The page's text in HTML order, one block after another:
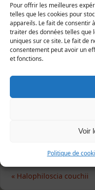
Pour offrir les meilleures
telles que les cookies pour
appareils. Le fait de consentir
traiter des données telles que
uniques sur ce site. Le fait de
consentement peut avoir un
et fonctions.
Voir
Politique de
Répartition et statut
Europe : presque
France : semble plus
occidentale.
Manche : répandu
linnéenne de
«Halophiloscia couchii